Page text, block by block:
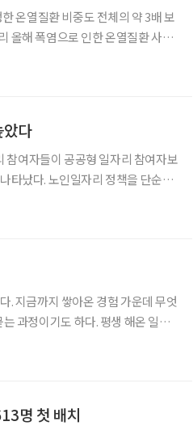
온열질환 비중도 전체의 약 3배 보
았다
참여자들이 공공형 일자리 참여자보
타났다. 노인일자리 정책을 단순한
. 지금까지 쌓아온 경험 가운데 무엇
과정이기도 하다. 평생 해온 일을
명 첫 배치